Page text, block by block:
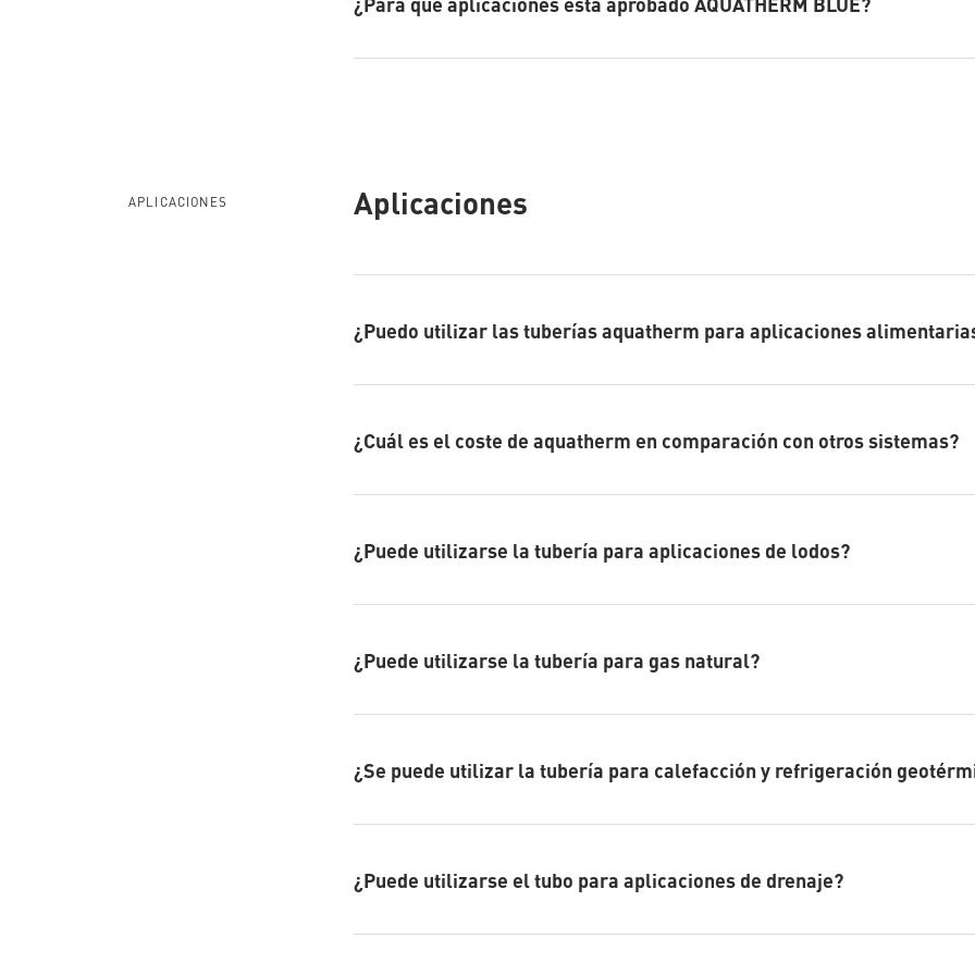
APLICACIONES Aplicaciones
¿Puedo utilizar las tuberías aquatherm para aplicaciones
¿Cuál es el coste de aquatherm en comparación con otros sistemas?
¿Puede utilizarse la tubería para aplicaciones de lodos?
¿Puede utilizarse la tubería para gas natural?
¿Se puede utilizar la tubería para calefacción y refrigeración
¿Puede utilizarse el tubo para aplicaciones de drenaje?